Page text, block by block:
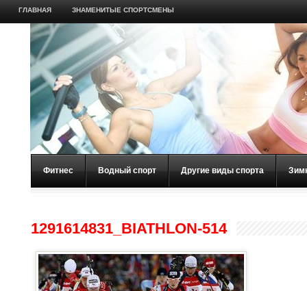
ГЛАВНАЯ ЗНАМЕНИТЫЕ СПОРТСМЕНЫ
Фитнес Водный спорт Другие виды спорта
1291614831_BIATHLON-514